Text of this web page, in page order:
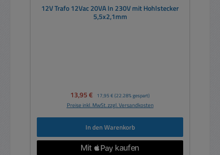
12V Trafo 12Vac 20VA In 230V mit Hohlstecker
5,5x2,1mm
Verkaufspreis:
13,95 € Regulärer Preis:
17,95 € (22.28% gespart)
Preise inkl. MwSt. zzgl. Versandkosten
In den Warenkorb